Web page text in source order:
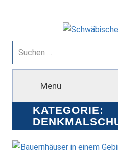
Inhalt
Heimatbund
Suchen
nach:
Menü
KATEGORIE: